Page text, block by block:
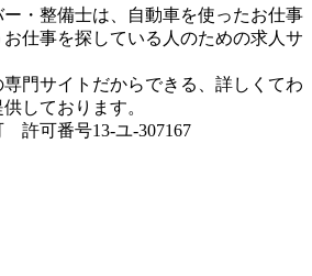
・整備士は、自動車を使ったお仕事
仕事を探している人のための求人サ
専門サイトだからできる、詳しくてわ
しております。
許可番号13-ユ-307167